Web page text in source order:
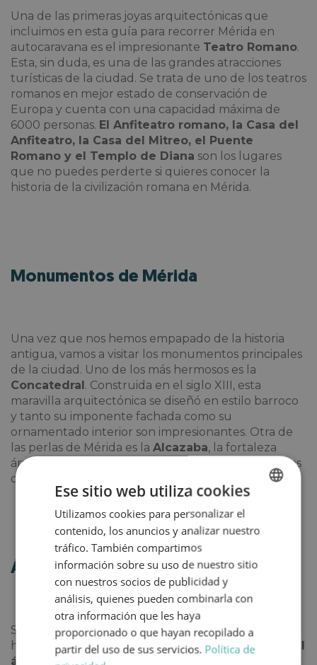
Una de las primeras joyas arquitectónicas que
incluimos en esta guía para recorrer Mérida en
autocaravana es el impresionante Teatro Romano.
Esta, sin duda, es una de las grandes atracciones
turísticas de la ciudad. Se trata de uno de los teatros
romanos en mejor estado de conservación de
Europa y cuenta con una capacidad máxima de
6000 personas. El Anfiteatro romano, la Casa del
Anfiteatro, la Casa del Mitreo, el Puente
Romano y el Templo de Diana son los lugares
que no puedes perderte si quieres conocer la
historia de la civilización romana en Mérida.
Monumentos de Mérida
Una vez que nos hemos empapado de la historia
antigua, vamos a visitar los monumentos principales
de la ciudad. Uno de los más hermosos es la
Concatedral. Construida en el siglo XIII, esta
maravilla arquitectónica se diseñó en estilo barroco
y tanto su imponente fachada como su
ornamentado interior son impresionantes. Otra de
las perlas de Mérida es la Alcazaba, la fortaleza
árabe más antigua de la Península. Sus dos puertas
de acceso y el aljibe son sus grandes atractivos.
Área arqueológica de Morería
Si te apetece seguir descubriendo retales de la
historia antigua de Mérida, este plan te encantará.
El
área arqueológica de Morería te permite
SPANISH
ENGLISH
Ese sitio web utiliza cookies
Utilizamos cookies para personalizar el
contenido, los anuncios y analizar nuestro
tráfico. También compartimos
información sobre su uso de nuestro sitio
con nuestros socios de publicidad y
análisis, quienes pueden combinarla con
otra información que les haya
proporcionado o que hayan recopilado a
partir del uso de sus servicios. Política de